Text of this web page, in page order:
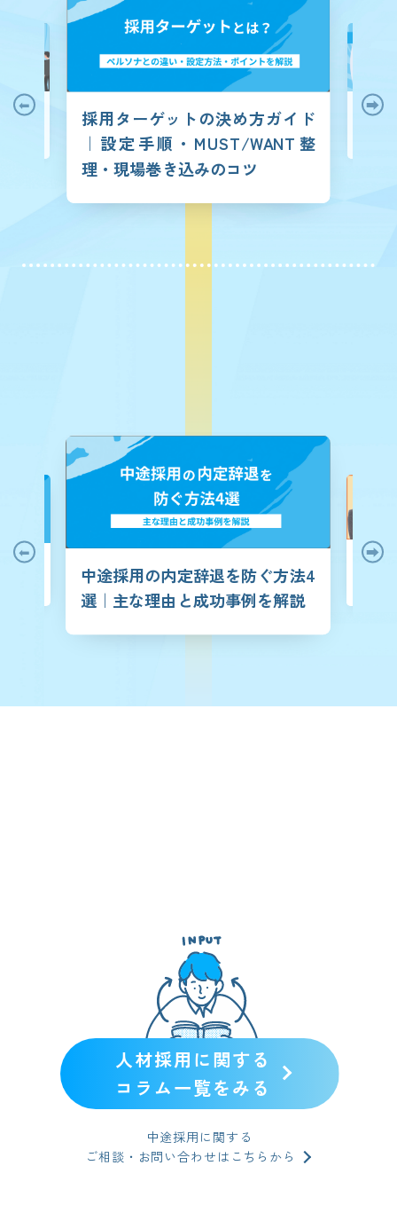
べき面
採用ターゲットの決め方ガイド
｜設定手順・MUST/WANT整
理・現場巻き込みのコツ
「採用
成功の
中途採用の内定辞退を防ぐ方法4
選｜主な理由と成功事例を解説
【歩留
人材採用に関する
コラム一覧をみる
中途採用に関する
ご相談・お問い合わせはこちらから